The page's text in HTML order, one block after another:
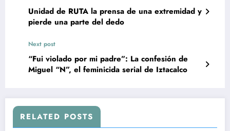
Unidad de RUTA la prensa de una extremidad y
pierde una parte del dedo
Next post
“Fui violado por mi padre”: La confesión de
Miguel “N”, el feminicida serial de Iztacalco
RELATED POSTS